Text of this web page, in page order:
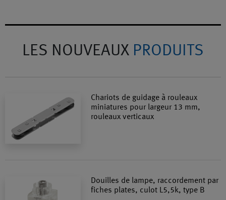
LES NOUVEAUX PRODUITS
Chariots de guidage à rouleaux
miniatures pour largeur 13 mm,
rouleaux verticaux
Douilles de lampe, raccordement par
fiches plates, culot L5,5k, type B